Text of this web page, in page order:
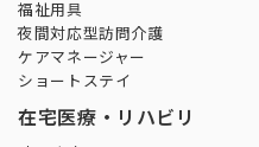
福祉用具
夜間対応型訪問介護
ケアマネージャー
ショートステイ
在宅医療・リハビリ